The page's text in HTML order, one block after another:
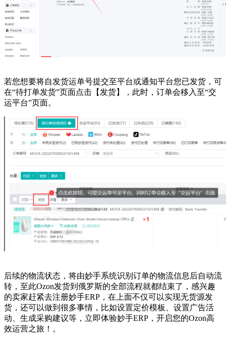
若您想要将自发货运单号提交至平台或通知平台您已发货，可
在“待打单发货”页面点击【发货】，此时，订单会移入至“交
运平台”页面。
后续的物流状态，将由妙手系统识别订单的物流信息后自动流
转，至此Ozon发货到俄罗斯的全部流程就都结束了 ， 感兴趣
的卖家赶紧去注册妙手ERP，在上面不仅可以实现无货源发
货，还可以做到很多事情，比如设置定价模板、设置广告活
动、生成采购建议等，立即体验妙手ERP，开启您的Ozon高
效运营之旅！ 。